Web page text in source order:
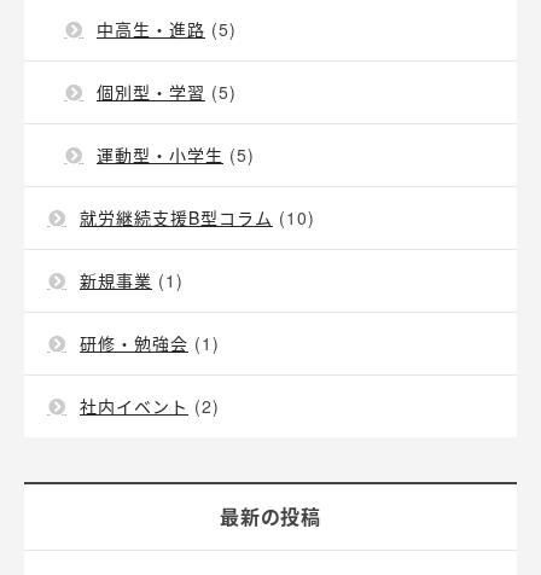
中高生・進路 (5)
個別型・学習 (5)
運動型・小学生 (5)
就労継続支援B型コラム (10)
新規事業 (1)
研修・勉強会 (1)
社内イベント (2)
最新の投稿